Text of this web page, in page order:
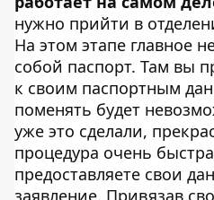
нужно прийти в
На этом этапе главное
собой паспорт. Там вы
к своим паспортным
поменять будет
уже это сделали,
процедура очень
предоставляете свои
заявление. Привязав